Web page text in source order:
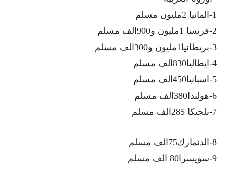
1-المانيا 2مليون مسلم
2-فرنسا 1مليون و900الف مسلم
3-بريطانيا1مليون و300الف مسلم
4-ايطاليا830الف مسلم
5-اسبانيا450الف مسلم
6-هولندا380الف مسلم
7-بلجيكا 285الف مسلم
8-الدنمارك75الف مسلم
9-سويسرا80 الف مسلم